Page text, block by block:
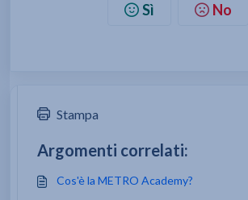
Sì No
Stampa
Argomenti correlati:
Cos'è la METRO Academy?